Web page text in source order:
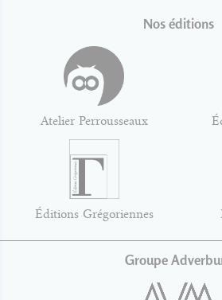
Nos éditions
Atelier Perrousseaux
Éditions Grégoriennes
Groupe